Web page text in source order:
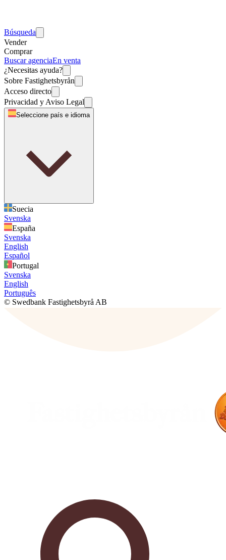
Búsqueda
Vender
Comprar
Buscar agenciaEn venta
¿Necesitas ayuda?
Sobre Fastighetsbyrån
Acceso directo
Privacidad y Aviso Legal
Seleccione país e idioma
Suecia
Svenska
España
Svenska
English
Español
Portugal
Svenska
English
Português
© Swedbank Fastighetsbyrå AB